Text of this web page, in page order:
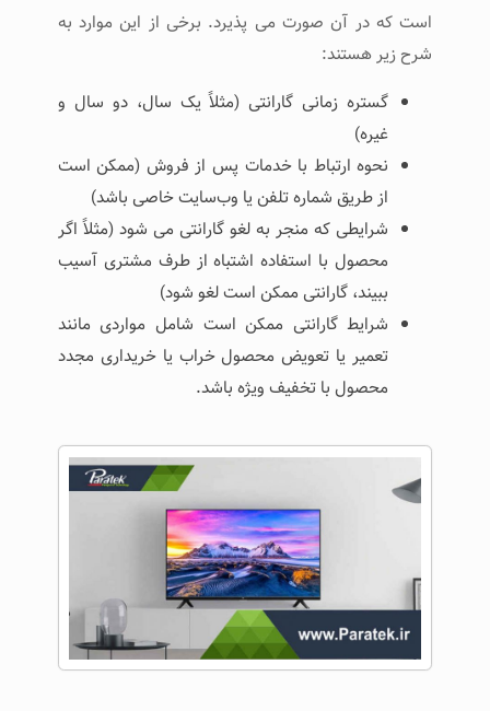
است که در آن صورت می پذیرد. برخی از این موارد به
شرح زیر هستند:
گستره زمانی گارانتی (مثلاً یک سال، دو سال و
غیره)
نحوه ارتباط با خدمات پس از فروش (ممکن است
از طریق شماره تلفن یا وب‌سایت خاصی باشد)
شرایطی که منجر به لغو گارانتی می ‌شود (مثلاً اگر
محصول با استفاده اشتباه از طرف مشتری آسیب
ببیند، گارانتی ممکن است لغو شود)
شرایط گارانتی ممکن است شامل مواردی مانند
تعمیر یا تعویض محصول خراب یا خریداری مجدد
محصول با تخفیف ویژه باشد.